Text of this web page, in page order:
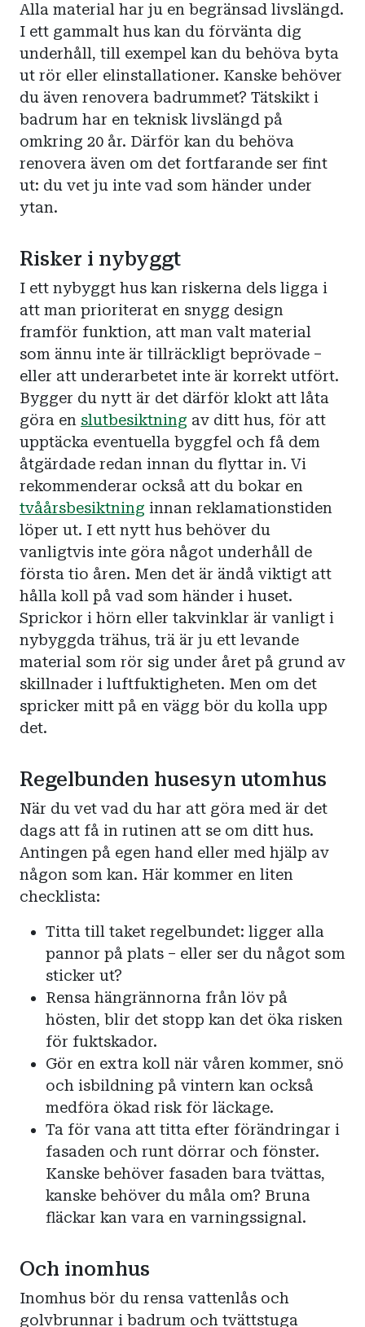
Alla material har ju en begränsad livslängd.
I ett gammalt hus kan du förvänta dig
underhåll, till exempel kan du behöva byta
ut rör eller elinstallationer. Kanske behöver
du även renovera badrummet? Tätskikt i
badrum har en teknisk livslängd på
omkring 20 år. Därför kan du behöva
renovera även om det fortfarande ser fint
ut: du vet ju inte vad som händer under
ytan.
Risker i nybyggt
I ett nybyggt hus kan riskerna dels ligga i
att man prioriterat en snygg design
framför funktion, att man valt material
som ännu inte är tillräckligt beprövade –
eller att underarbetet inte är korrekt utfört.
Bygger du nytt är det därför klokt att låta
göra en slutbesiktning av ditt hus, för att
upptäcka eventuella byggfel och få dem
åtgärdade redan innan du flyttar in. Vi
rekommenderar också att du bokar en
tvåårsbesiktning innan reklamationstiden
löper ut. I ett nytt hus behöver du
vanligtvis inte göra något underhåll de
första tio åren. Men det är ändå viktigt att
hålla koll på vad som händer i huset.
Sprickor i hörn eller takvinklar är vanligt i
nybyggda trähus, trä är ju ett levande
material som rör sig under året på grund av
skillnader i luftfuktigheten. Men om det
spricker mitt på en vägg bör du kolla upp
det.
Regelbunden husesyn utomhus
När du vet vad du har att göra med är det
dags att få in rutinen att se om ditt hus.
Antingen på egen hand eller med hjälp av
någon som kan. Här kommer en liten
checklista:
Titta till taket regelbundet: ligger alla
pannor på plats – eller ser du något som
sticker ut?
Rensa hängrännorna från löv på
hösten, blir det stopp kan det öka risken
för fuktskador.
Gör en extra koll när våren kommer, snö
och isbildning på vintern kan också
medföra ökad risk för läckage.
Ta för vana att titta efter förändringar i
fasaden och runt dörrar och fönster.
Kanske behöver fasaden bara tvättas,
kanske behöver du måla om? Bruna
fläckar kan vara en varningssignal.
Och inomhus
Inomhus bör du rensa vattenlås och
golvbrunnar i badrum och tvättstuga